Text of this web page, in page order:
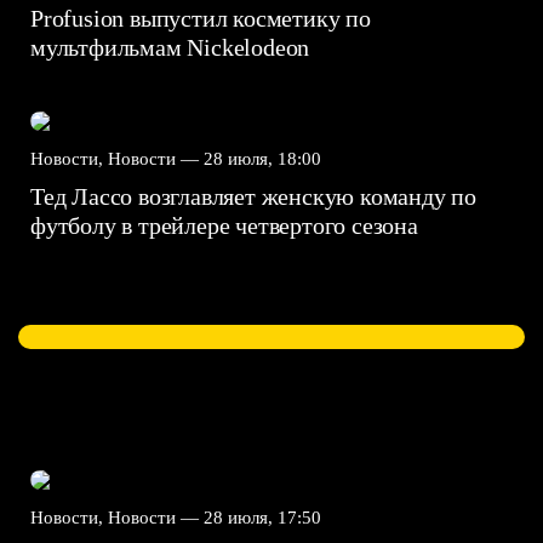
Profusion выпустил косметику по
мультфильмам Nickelodeon
Новости, Новости — 28 июля, 18:00
Тед Лассо возглавляет женскую команду по
футболу в трейлере четвертого сезона
Новости, Новости — 28 июля, 17:50